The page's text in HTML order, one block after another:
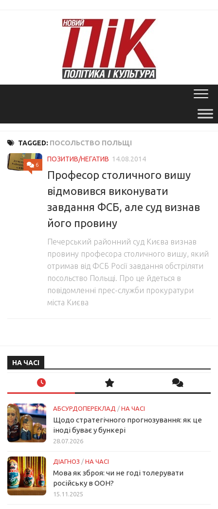
TAGGED: ПОСОЛЬСТВО ПОЛЬЩІ
6
ПОЗИТИВ/НЕГАТИВ 14.08.2014
Професор столичного вишу
відмовився виконувати
завдання ФСБ, але суд визнав
його провину
Печерський районний суд Києва визнав
провину професора столичного вишу, який
отримав від ФСБ Росії завдання обстріляти
посольство Польщі. Про це йдеться в
повідомленні прес-служби прокуратури
міста Києва
НА ЧАСІ
АБСУРДОПЕРЕКЛАД / НА ЧАСІ
Щодо стратегічного прогнозування: як це
іноді буває у бункері
28.07.2026
ДІАГНОЗ / НА ЧАСІ
Мова як зброя: чи не годі толерувати
російську в ООН?
15.11.2025